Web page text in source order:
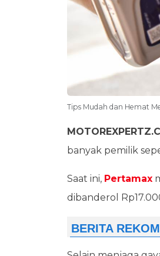
Tips Mudah dan Hemat
banyak pemilik
Saat ini, Pertamax
dibanderol